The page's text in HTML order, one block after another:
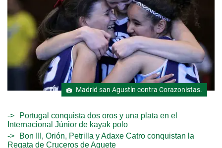
Madrid san Agustín contra Corazonistas.
Portugal conquista dos oros y una plata en el
Internacional Júnior de kayak polo
Bon III, Orión, Petrilla y Adaxe Catro conquistan la
Regata de Cruceros de Aguete